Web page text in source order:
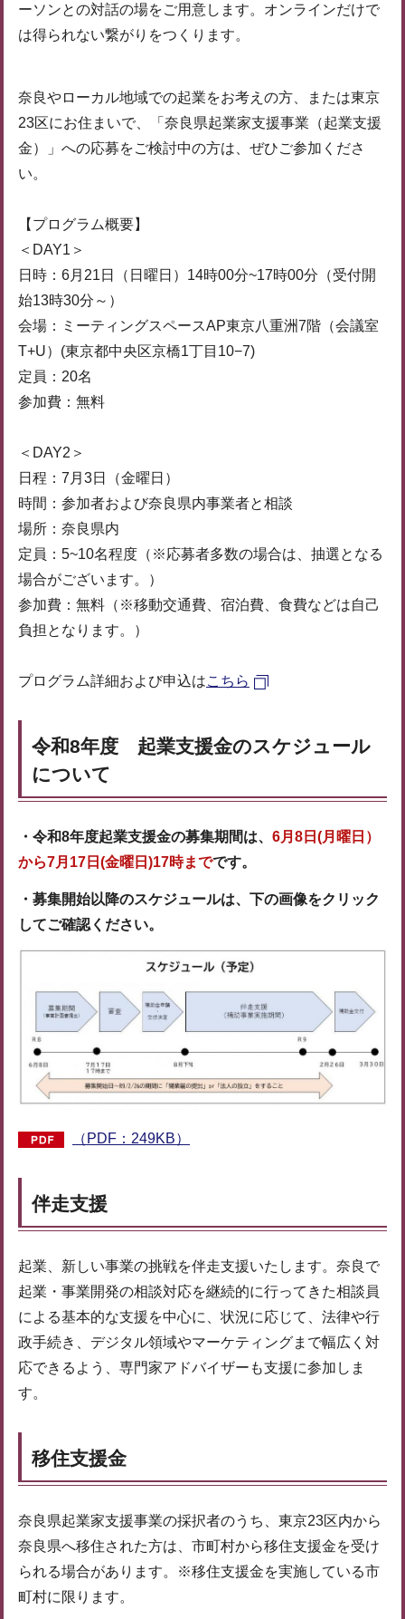
ーソンとの対話の場をご用意します。オンラインだけで
は得られない繋がりをつくります。
奈良やローカル地域での起業をお考えの方、または東京
23区にお住まいで、「奈良県起業家支援事業（起業支援
金）」への応募をご検討中の方は、ぜひご参加くださ
い。
【プログラム概要】
＜DAY1＞
日時：6月21日（日曜日）14時00分~17時00分（受付開
始13時30分～）
会場：ミーティングスペースAP東京八重洲7階（会議室
T+U）(東京都中央区京橋1丁目10−7)
定員：20名
参加費：無料
＜DAY2＞
日程：7月3日（金曜日）
時間：参加者および奈良県内事業者と相談
場所：奈良県内
定員：5~10名程度（※応募者多数の場合は、抽選となる
場合がございます。）
参加費：無料（※移動交通費、宿泊費、食費などは自己
負担となります。）
プログラム詳細および申込はこちら
令和8年度 起業支援金のスケジュール
について
・令和8年度起業支援金の募集期間は、 6月8日(月曜日）
から7月17日(金曜日)17時までです。
・募集開始以降のスケジュールは、下の画像をクリック
してご確認ください。
（PDF：249KB）
伴走支援
起業、新しい事業の挑戦を伴走支援いたします。奈良で
起業・事業開発の相談対応を継続的に行ってきた相談員
による基本的な支援を中心に、状況に応じて、法律や行
政手続き、デジタル領域やマーケティングまで幅広く対
応できるよう、専門家アドバイザーも支援に参加しま
す。
移住支援金
奈良県起業家支援事業の採択者のうち、東京23区内から
奈良県へ移住された方は、市町村から移住支援金を受け
られる場合があります。※移住支援金を実施している市
町村に限ります。